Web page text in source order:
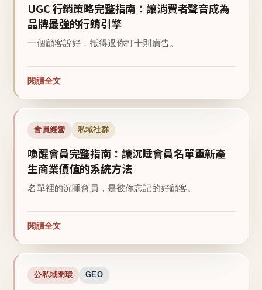
UGC 行銷策略完整指南：讓消費者聲音成為
品牌最強的行銷引擎
一個顧客說好，抵得過你打十則廣告。
閱讀全文
會員經營 私域社群
喚醒會員完整指南：讓沉睡會員名單重新產
生商業價值的系統方法
名單裡的沉睡會員，是被你忘記的好顧客。
閱讀全文
公私域閉環 GEO